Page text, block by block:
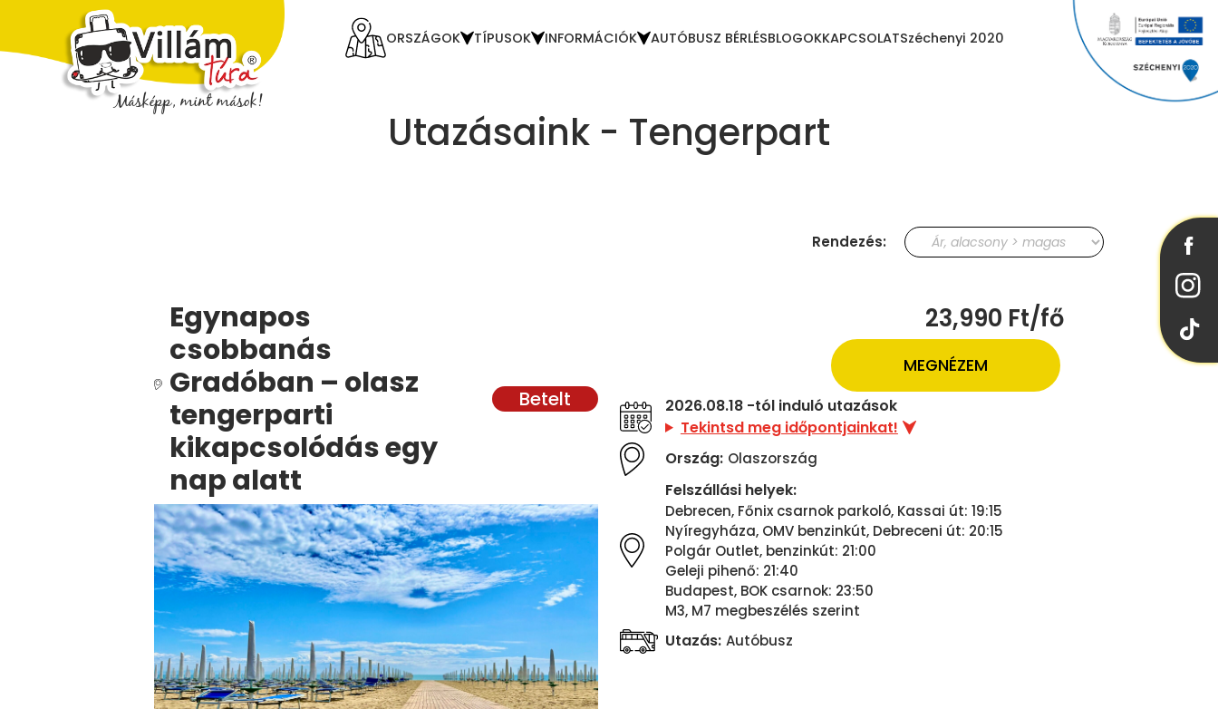
ORSZÁGOK TÍPUSOK INFORMÁCIÓK AUTÓBUSZ BÉRLÉSBLOGOKKAPCSOLATSzéchenyi 2020
Utazásaink - Tengerpart
Rendezés:
Egynapos
csobbanás
Gradóban – olasz
tengerparti
kikapcsolódás egy
nap alatt
23,990 Ft/fő
MEGNÉZEM
2026.08.18 -tól induló utazások
Tekintsd meg időpontjainkat!
Ország: Olaszország
Felszállási helyek:
Debrecen, Főnix csarnok parkoló, Kassai út: 19:15
Nyíregyháza, OMV benzinkút, Debreceni út: 20:15
Polgár Outlet, benzinkút: 21:00
Geleji pihenő: 21:40
Budapest, BOK csarnok: 23:50
M3, M7 megbeszélés szerint
Utazás: Autóbusz